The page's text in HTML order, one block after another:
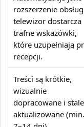
rozszerzenie
telewizor dostarcza
trafne wskazówki,
które uzupełniają
recepcji.
Treści są krótkie,
wizualnie
dopracowane i stale
aktualizowane